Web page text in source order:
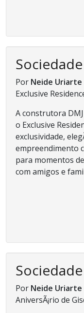
Por Neide Uriarte
Exclusive
A construtora
o Exclusive
exclusividade,
empreendimento
para momentos
com amigos e
Por Neide Uriarte
AniversÃ¡rio de